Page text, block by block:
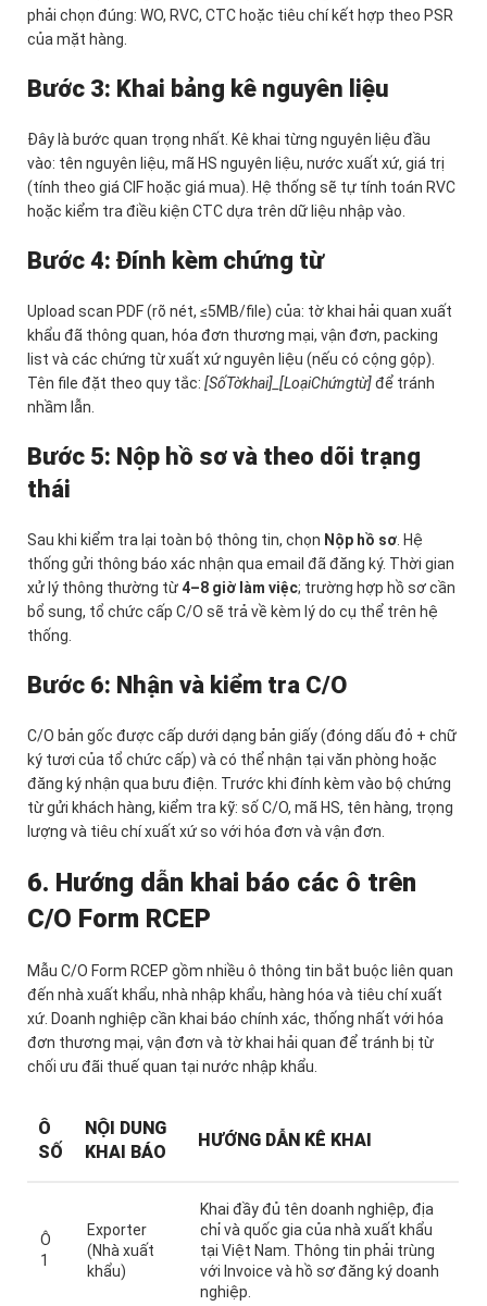
phải chọn đúng: WO, RVC, CTC hoặc tiêu chí kết hợp theo PSR
của mặt hàng.
Bước 3: Khai bảng kê nguyên liệu
Đây là bước quan trọng nhất. Kê khai từng nguyên liệu đầu
vào: tên nguyên liệu, mã HS nguyên liệu, nước xuất xứ, giá trị
(tính theo giá CIF hoặc giá mua). Hệ thống sẽ tự tính toán RVC
hoặc kiểm tra điều kiện CTC dựa trên dữ liệu nhập vào.
Bước 4: Đính kèm chứng từ
Upload scan PDF (rõ nét, ≤5MB/file) của: tờ khai hải quan xuất
khẩu đã thông quan, hóa đơn thương mại, vận đơn, packing
list và các chứng từ xuất xứ nguyên liệu (nếu có cộng gộp).
Tên file đặt theo quy tắc: [SốTờkhai]_[LoạiChứngtừ]để tránh
nhầm lẫn.
Bước 5: Nộp hồ sơ và theo dõi trạng
thái
Sau khi kiểm tra lại toàn bộ thông tin, chọn Nộp hồ sơ . Hệ
thống gửi thông báo xác nhận qua email đã đăng ký. Thời gian
xử lý thông thường từ4–8 giờ làm việc; trường hợp hồ sơ cần
bổ sung, tổ chức cấp C/O sẽ trả về kèm lý do cụ thể trên hệ
thống.
Bước 6: Nhận và kiểm tra C/O
C/O bản gốc được cấp dưới dạng bản giấy (đóng dấu đỏ + chữ
ký tươi của tổ chức cấp) và có thể nhận tại văn phòng hoặc
đăng ký nhận qua bưu điện. Trước khi đính kèm vào bộ chứng
từ gửi khách hàng, kiểm tra kỹ: số C/O, mã HS, tên hàng, trọng
lượng và tiêu chí xuất xứ so với hóa đơn và vận đơn.
6. Hướng dẫn khai báo các ô trên
C/O Form RCEP
Mẫu C/O Form RCEP gồm nhiều ô thông tin bắt buộc liên quan
đến nhà xuất khẩu, nhà nhập khẩu, hàng hóa và tiêu chí xuất
xứ. Doanh nghiệp cần khai báo chính xác, thống nhất với hóa
đơn thương mại, vận đơn và tờ khai hải quan để tránh bị từ
chối ưu đãi thuế quan tại nước nhập khẩu.
Ô
SỐ
NỘI DUNG
KHAI BÁO
HƯỚNG DẪN KÊ KHAI
Ô
1
Exporter
(Nhà xuất
khẩu)
Khai đầy đủ tên doanh nghiệp, địa
chỉ và quốc gia của nhà xuất khẩu
tại Việt Nam. Thông tin phải trùng
với Invoice và hồ sơ đăng ký doanh
nghiệp.